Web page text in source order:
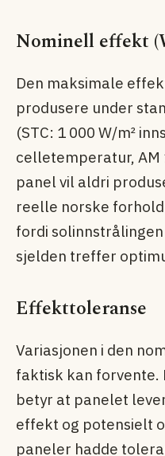
Nominell effekt
Den maksimale
produsere under
(STC: 1 000 W/m²
celletemperatur, AM
panel vil aldri
reelle norske
fordi
sjelden treffer
Effekttoleranse
Variasjonen i den
faktisk kan forvente.
betyr at panelet
effekt og potensielt
paneler hadde